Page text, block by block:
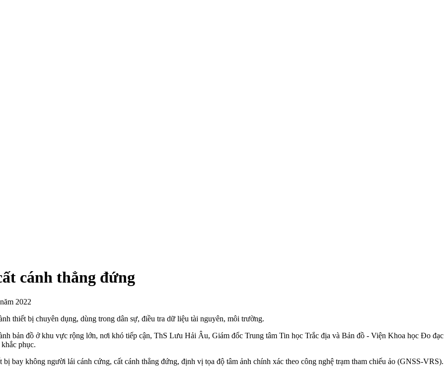
cánh thẳng đứng
2022
thiết bị chuyên dụng, dùng trong dân sự, điều tra dữ liệu tài nguyên, môi trường.
bản đồ ở khu vực rộng lớn, nơi khó tiếp cận, ThS Lưu Hải Âu, Giám đốc Trung tâm Tin học Trắc địa và Bản đồ - Viện Khoa học Đo đạc
phục.
bay không người lái cánh cứng, cất cánh thẳng đứng, định vị tọa độ tâm ảnh chính xác theo công nghệ trạm tham chiếu ảo (GNSS-VRS).